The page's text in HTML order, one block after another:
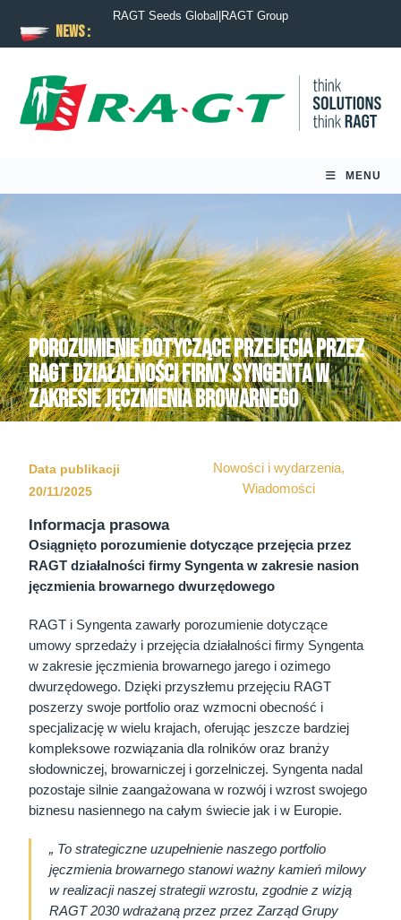
News :
RAGT Seeds Global RAGT Group
MENU
Porozumienie dotyczące przejęcia przez
RAGT działalności firmy Syngenta w
zakresie jęczmienia browarnego
Data publikacji
20/11/2025
Nowości i wydarzenia,
Wiadomości
Informacja prasowa
Osiągnięto porozumienie dotyczące przejęcia przez
RAGT działalności firmy Syngenta w zakresie nasion
jęczmienia browarnego dwurzędowego
RAGT i Syngenta zawarły porozumienie dotyczące
umowy sprzedaży i przejęcia działalności firmy Syngenta
w zakresie jęczmienia browarnego jarego i ozimego
dwurzędowego. Dzięki przyszłemu przejęciu RAGT
poszerzy swoje portfolio oraz wzmocni obecność i
specjalizację w wielu krajach, oferując jeszcze bardziej
kompleksowe rozwiązania dla rolników oraz branży
słodowniczej, browarniczej i gorzelniczej. Syngenta nadal
pozostaje silnie zaangażowana w rozwój i wzrost swojego
biznesu nasiennego na całym świecie jak i w Europie.
„ To strategiczne uzupełnienie naszego portfolio
jęczmienia browarnego stanowi ważny kamień milowy
w realizacji naszej strategii wzrostu, zgodnie z wizją
RAGT 2030 wdrażaną przez przez Zarząd Grupy